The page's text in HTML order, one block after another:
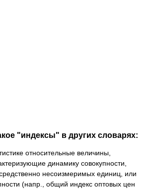
"индексы" в других словарях:
относительные величины,
динамику совокупности,
несоизмеримых единиц, или
(напр., общий индекс оптовых цен